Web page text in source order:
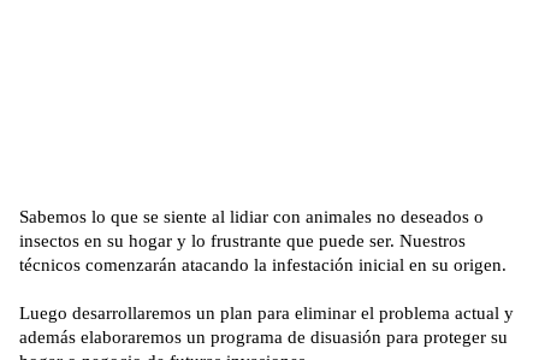
Sabemos lo que se siente al lidiar con animales no deseados o
insectos en su hogar y lo frustrante que puede ser. Nuestros
técnicos comenzarán atacando la infestación inicial en su origen.
Luego desarrollaremos un plan para eliminar el problema actual y
además elaboraremos un programa de disuasión para proteger su